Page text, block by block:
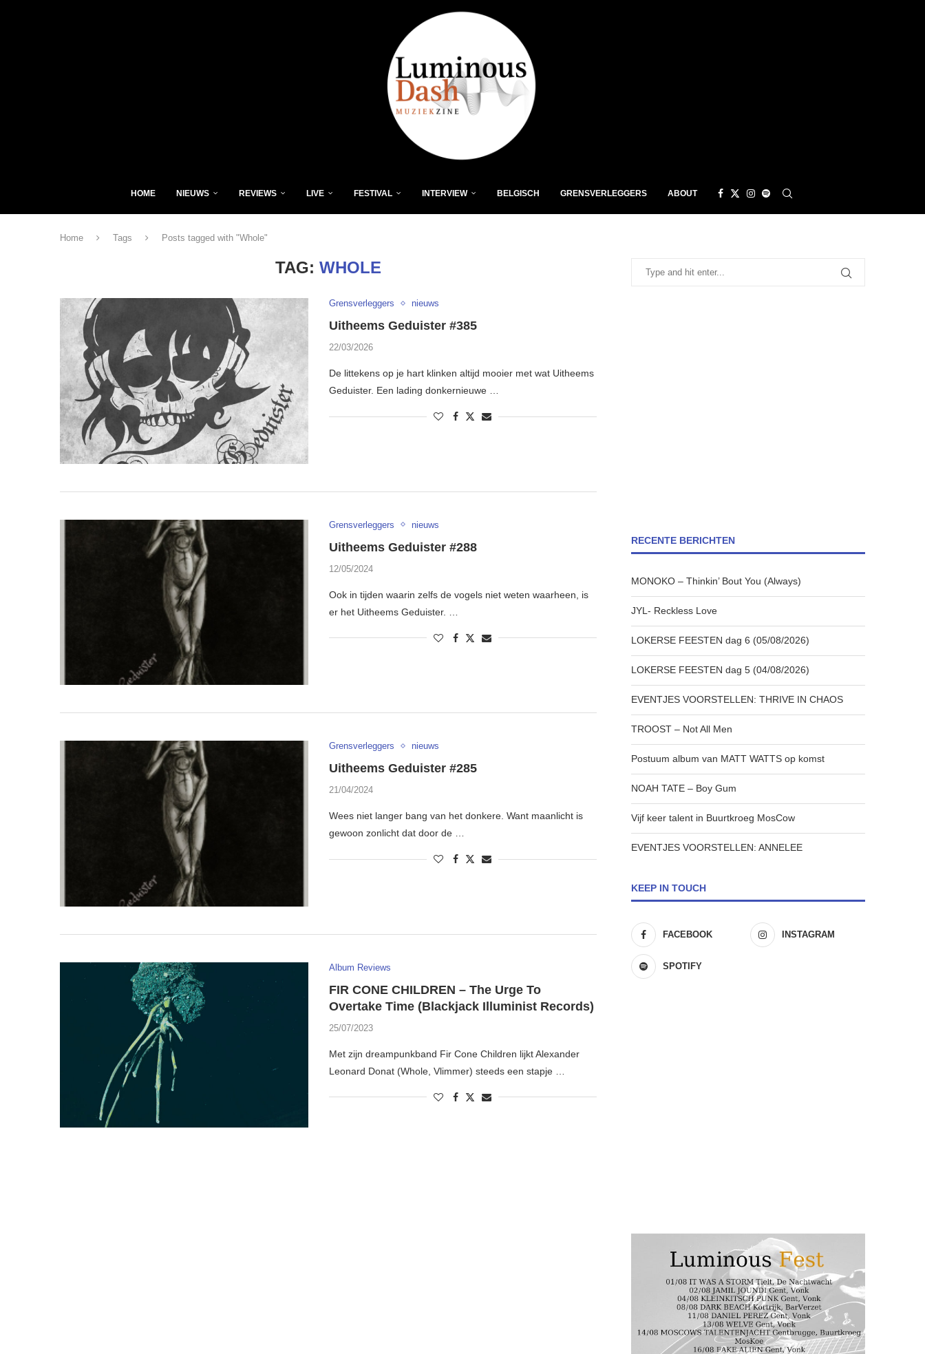
HOME NIEUWS REVIEWS LIVE FESTIVAL INTERVIEW BELGISCH GRENSVERLEGGERS ABOUT
Home Tags Posts tagged with "Whole"
TAG: WHOLE
Grensverleggers nieuws
Uitheems Geduister #385
22/03/2026
De littekens op je hart klinken altijd mooier met wat Uitheems
Geduister. Een lading donkernieuwe …
Grensverleggers nieuws
Uitheems Geduister #288
12/05/2024
Ook in tijden waarin zelfs de vogels niet weten waarheen, is
er het Uitheems Geduister. …
Grensverleggers nieuws
Uitheems Geduister #285
21/04/2024
Wees niet langer bang van het donkere. Want maanlicht is
gewoon zonlicht dat door de …
Album Reviews
FIR CONE CHILDREN – The Urge To
Overtake Time (Blackjack Illuminist Records)
25/07/2023
Met zijn dreampunkband Fir Cone Children lijkt Alexander
Leonard Donat (Whole, Vlimmer) steeds een stapje …
RECENTE BERICHTEN
MONOKO – Thinkin’ Bout You (Always)
JYL- Reckless Love
LOKERSE FEESTEN dag 6 (05/08/2026)
LOKERSE FEESTEN dag 5 (04/08/2026)
EVENTJES VOORSTELLEN: THRIVE IN CHAOS
TROOST – Not All Men
Postuum album van MATT WATTS op komst
NOAH TATE – Boy Gum
Vijf keer talent in Buurtkroeg MosCow
EVENTJES VOORSTELLEN: ANNELEE
KEEP IN TOUCH
FACEBOOK INSTAGRAM
SPOTIFY